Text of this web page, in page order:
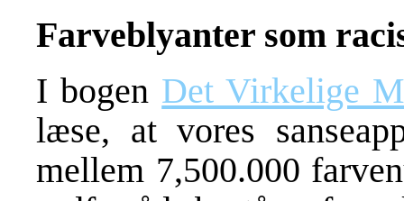
Farveblyanter som
I bogen Det Virkelige
læse, at vores
mellem 7,500.000